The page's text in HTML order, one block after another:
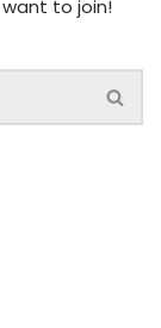
to join!